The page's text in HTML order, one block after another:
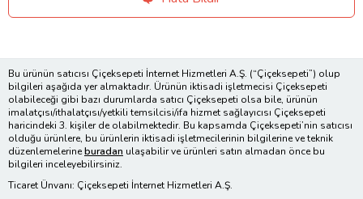
Bu ürünün satıcısı Çiçeksepeti İnternet Hizmetleri A.Ş. (“Çiçeksepeti”) olup
bilgileri aşağıda yer almaktadır. Ürünün iktisadi işletmecisi Çiçeksepeti
olabileceği gibi bazı durumlarda satıcı Çiçeksepeti olsa bile, ürünün
imalatçısı/ithalatçısı/yetkili temsilcisi/ifa hizmet sağlayıcısı Çiçeksepeti
haricindeki 3. kişiler de olabilmektedir. Bu kapsamda Çiçeksepeti’nin satıcısı
olduğu ürünlere, bu ürünlerin iktisadi işletmecilerinin bilgilerine ve teknik
düzenlemelerineburadan ulaşabilir ve ürünleri satın almadan önce bu
bilgileri inceleyebilirsiniz.
Ticaret Ünvanı: Çiçeksepeti İnternet Hizmetleri A.Ş.